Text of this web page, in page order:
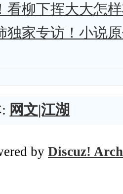
看柳下挥大大怎
独家专访！小说
网文|江湖
by Discuz!